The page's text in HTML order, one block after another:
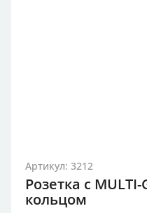
Артикул: 3212
Розетка с
кольцом